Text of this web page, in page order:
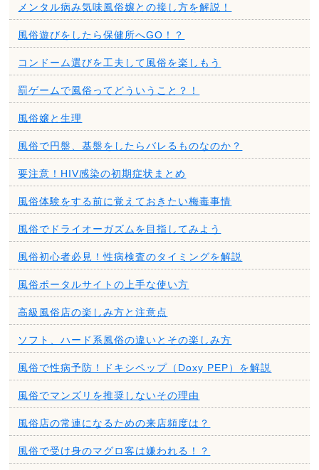
メンタル病み気味風俗嬢との接し方を解説！
風俗遊びをしたら保健所へGO！？
コンドーム選びを工夫して風俗を楽しもう
罰ゲームで風俗ってどういうこと？！
風俗嬢と生理
風俗で円盤、基盤をしたらバレるものなのか？
要注意！HIV感染の初期症状まとめ
風俗体験をする前に覚えておきたい梅毒事情
風俗でドライオーガズムを目指してみよう
風俗初心者必見！性病検査のタイミングを解説
風俗ポータルサイトの上手な使い方
高級風俗店の楽しみ方と注意点
ソフト、ハード系風俗の違いとその楽しみ方
風俗で性病予防！ドキシペップ（Doxy PEP）を解説
風俗でマンズリを推奨しないその理由
風俗店の常連になるための来店頻度は？
風俗で受け身のマグロ客は嫌われる！？